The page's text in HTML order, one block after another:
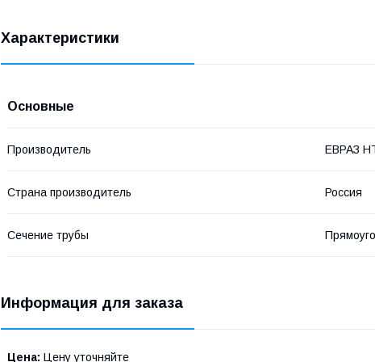
Характеристики
Основные
Производитель ЕВРАЗ
Страна производитель Россия
Сечение трубы
Информация для заказа
Цена: Цену уточняйте